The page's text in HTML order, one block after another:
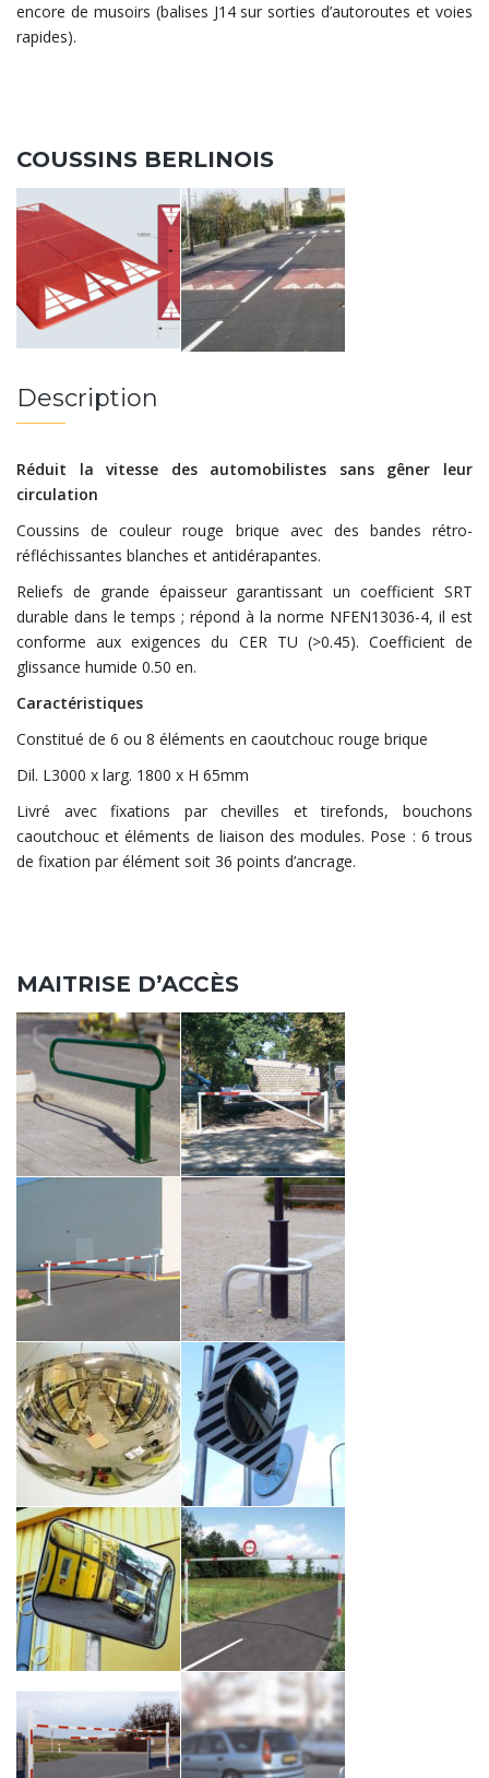
encore de musoirs (balises J14 sur sorties d’autoroutes et voies
rapides).
COUSSINS BERLINOIS
Description
Réduit la vitesse des automobilistes sans gêner leur
circulation
Coussins de couleur rouge brique avec des bandes rétro-
réfléchissantes blanches et antidérapantes.
Reliefs de grande épaisseur garantissant un coefficient SRT
durable dans le temps ; répond à la norme NFEN13036-4, il est
conforme aux exigences du CER TU (>0.45). Coefficient de
glissance humide 0.50 en.
Caractéristiques
Constitué de 6 ou 8 éléments en caoutchouc rouge brique
Dil. L3000 x larg. 1800 x H 65mm
Livré avec fixations par chevilles et tirefonds, bouchons
caoutchouc et éléments de liaison des modules. Pose : 6 trous
de fixation par élément soit 36 points d’ancrage.
MAITRISE D’ACCÈS